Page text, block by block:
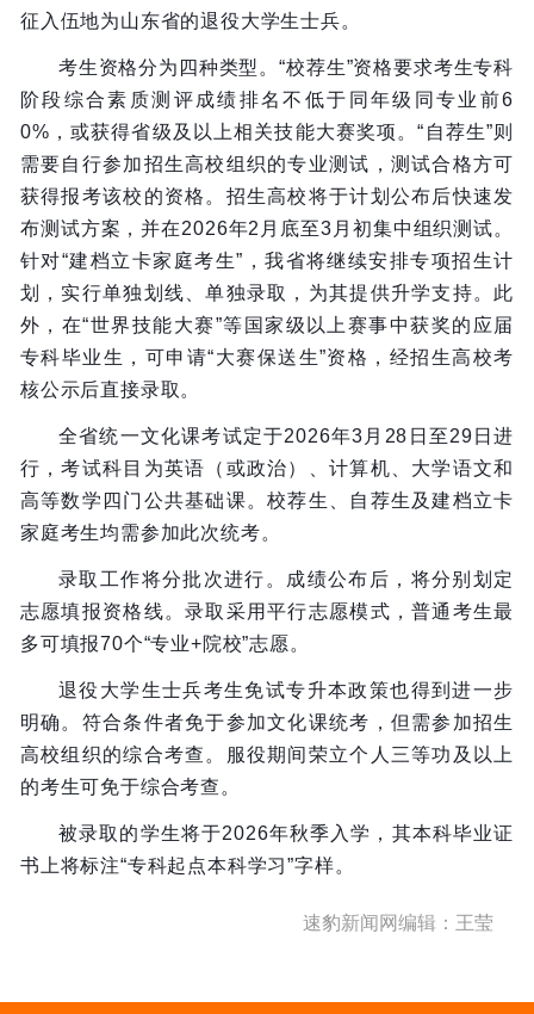
征入伍地为山东省的退役大学生士兵。
考生资格分为四种类型。“校荐生”资格要求考生专科
阶段综合素质测评成绩排名不低于同年级同专业前6
0%，或获得省级及以上相关技能大赛奖项。“自荐生”则
需要自行参加招生高校组织的专业测试，测试合格方可
获得报考该校的资格。招生高校将于计划公布后快速发
布测试方案，并在2026年2月底至3月初集中组织测试。
针对“建档立卡家庭考生”，我省将继续安排专项招生计
划，实行单独划线、单独录取，为其提供升学支持。此
外，在“世界技能大赛”等国家级以上赛事中获奖的应届
专科毕业生，可申请“大赛保送生”资格，经招生高校考
核公示后直接录取。
全省统一文化课考试定于2026年3月28日至29日进
行，考试科目为英语（或政治）、计算机、大学语文和
高等数学四门公共基础课。校荐生、自荐生及建档立卡
家庭考生均需参加此次统考。
录取工作将分批次进行。成绩公布后，将分别划定
志愿填报资格线。录取采用平行志愿模式，普通考生最
多可填报70个“专业+院校”志愿。
退役大学生士兵考生免试专升本政策也得到进一步
明确。符合条件者免于参加文化课统考，但需参加招生
高校组织的综合考查。服役期间荣立个人三等功及以上
的考生可免于综合考查。
被录取的学生将于2026年秋季入学，其本科毕业证
书上将标注“专科起点本科学习”字样。
速豹新闻网编辑：王莹